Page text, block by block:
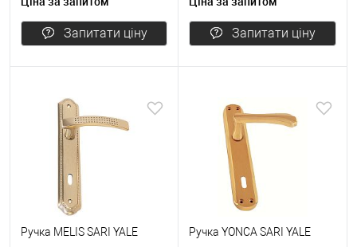
Запитати ціну Запитати ціну
Ручка MELIS SARI YALE Ручка YONCA SARI YALE